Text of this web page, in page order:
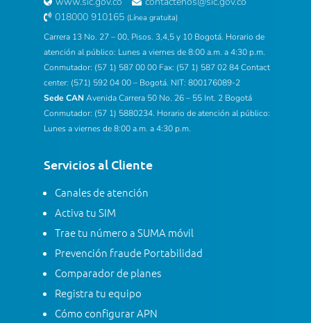
018000 910165 (Línea gratuita)
Carrera 13 No. 27 – 00, Pisos. 3,4,5 y 10 Bogotá. Horario de
atención al público: Lunes a viernes de 8:00 a.m. a 4:30 p.m.
Conmutador: (57 1) 587 00 00 Fax: (57 1) 587 02 84 Contact
center: (571) 592 04 00 – Bogotá. NIT: 800176089-2
Sede CAN Avenida Carrera 50 No. 26 – 55 Int. 2 Bogotá
Conmutador: (57 1) 5880234. Horario de atención al público:
Lunes a viernes de 8:00 a.m. a 4:30 p.m.
Servicios al Cliente
Canales de atención
Activa tu SIM
Trae tu número a SUMA móvil
Prevención fraude Portabilidad
Comparador de planes
Registra tu equipo
Cómo configurar APN